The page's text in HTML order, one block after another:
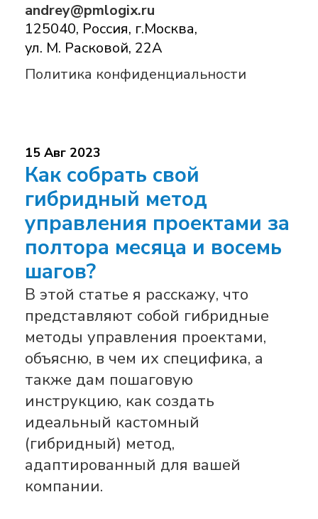
andrey@pmlogix.ru
125040, Россия, г.Москва,
ул. М. Расковой, 22А
Политика конфиденциальности
15 Авг 2023
Как собрать свой
гибридный метод
управления проектами за
полтора месяца и восемь
шагов?
В этой статье я расскажу, что
представляют собой гибридные
методы управления проектами,
объясню, в чем их специфика, а
также дам пошаговую
инструкцию, как создать
идеальный кастомный
(гибридный) метод,
адаптированный для вашей
компании.